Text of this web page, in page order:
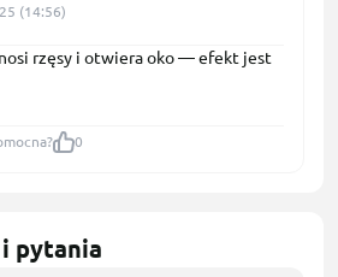
(14:56)
rzęsy i otwiera oko — efekt jest
0
pytania